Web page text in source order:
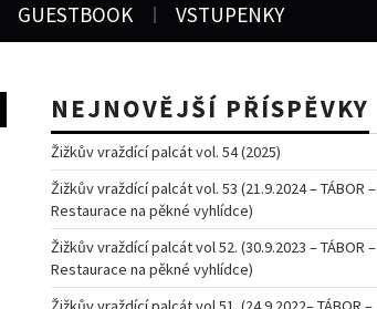
GUESTBOOK VSTUPENKY
NEJNOVĚJŠÍ PŘÍSPĚVKY
Žižkův vraždící palcát vol. 54 (2025)
Žižkův vraždící palcát vol. 53 (21.9.2024 – TÁBOR –
Restaurace na pěkné vyhlídce)
Žižkův vraždící palcát vol 52. (30.9.2023 – TÁBOR –
Restaurace na pěkné vyhlídce)